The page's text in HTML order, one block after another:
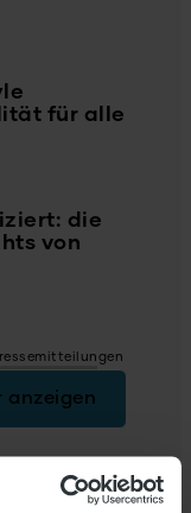
für alle
die
von
anzeigen